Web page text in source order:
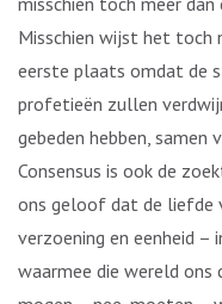
Misschien wijst het toch
eerste plaats omdat de
profetieën zullen
gebeden hebben, samen
Consensus is ook de
ons geloof dat de liefde
verzoening en eenheid –
waarmee die wereld ons